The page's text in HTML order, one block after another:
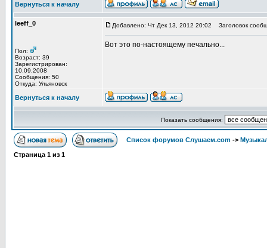
Вернуться к началу
leeff_0
Пол:
Возраст: 39
Зарегистрирован:
10.09.2008
Сообщения: 50
Откуда: Ульяновск
Добавлено: Чт Дек 13, 2012 20:02 Заголовок
Вот это по-настоящему печально...
Вернуться к началу
Показать сообщения:
Список форумов Слушаем.com ->
Страница 1 из 1